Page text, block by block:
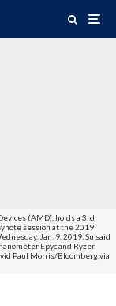
(AMD), holds a 3rd
session at the 2019
Jan. 9, 2019. Su said
Epyc and Ryzen
Paul Morris/Bloomberg via